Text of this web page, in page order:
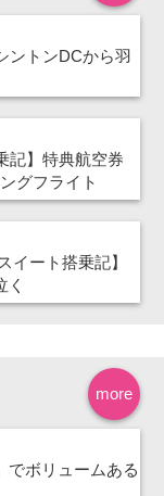
ントンDCから羽
記】特典航空券
グフライト
イート搭乗記】
く
more
でボリュームある